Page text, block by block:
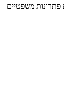
פתרונות משפטיים